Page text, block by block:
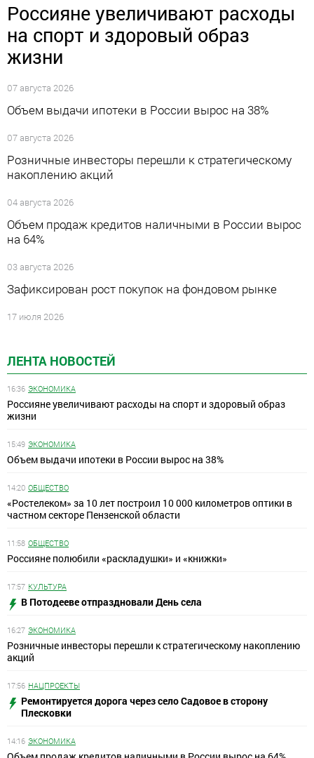
ЛЕНТА НОВОСТЕЙ
16:36 ЭКОНОМИКА
Россияне увеличивают расходы на спорт и здоровый образ
жизни
15:49 ЭКОНОМИКА
Объем выдачи ипотеки в России вырос на 38%
14:20 ОБЩЕСТВО
«Ростелеком» за 10 лет построил 10 000 километров оптики в
частном секторе Пензенской области
11:58 ОБЩЕСТВО
Россияне полюбили «раскладушки» и «книжки»
17:57 КУЛЬТУРА
В Потодееве отпраздновали День села
16:27 ЭКОНОМИКА
Розничные инвесторы перешли к стратегическому накоплению
акций
17:56 НАЦПРОЕКТЫ
Ремонтируется дорога через село Садовое в сторону
Плесковки
14:16 ЭКОНОМИКА
Россияне увеличивают расходы
на спорт и здоровый образ
жизни
07 августа 2026
Объем выдачи ипотеки в России вырос на 38%
07 августа 2026
Розничные инвесторы перешли к стратегическому
накоплению акций
04 августа 2026
Объем продаж кредитов наличными в России вырос
на 64%
03 августа 2026
Зафиксирован рост покупок на фондовом рынке
17 июля 2026